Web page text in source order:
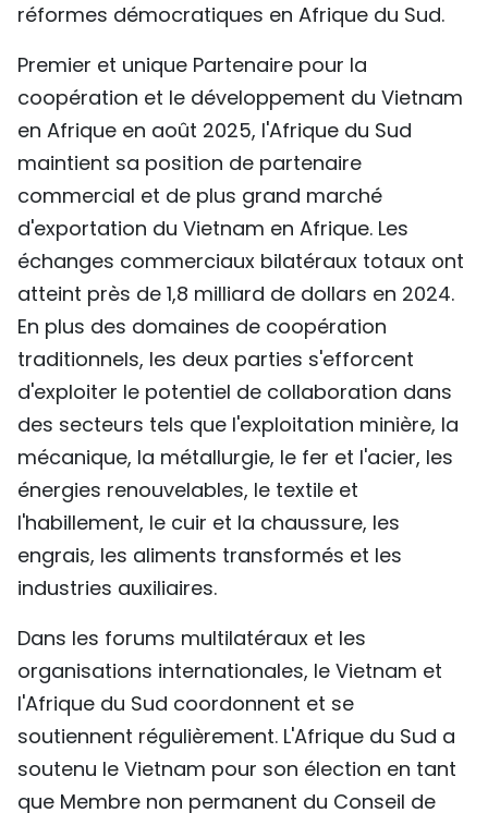
réformes démocratiques en Afrique du Sud.
Premier et unique Partenaire pour la
coopération et le développement du Vietnam
en Afrique en août 2025, l'Afrique du Sud
maintient sa position de partenaire
commercial et de plus grand marché
d'exportation du Vietnam en Afrique. Les
échanges commerciaux bilatéraux totaux ont
atteint près de 1,8 milliard de dollars en 2024.
En plus des domaines de coopération
traditionnels, les deux parties s'efforcent
d'exploiter le potentiel de collaboration dans
des secteurs tels que l'exploitation minière, la
mécanique, la métallurgie, le fer et l'acier, les
énergies renouvelables, le textile et
l'habillement, le cuir et la chaussure, les
engrais, les aliments transformés et les
industries auxiliaires.
Dans les forums multilatéraux et les
organisations internationales, le Vietnam et
l'Afrique du Sud coordonnent et se
soutiennent régulièrement. L'Afrique du Sud a
soutenu le Vietnam pour son élection en tant
que Membre non permanent du Conseil de